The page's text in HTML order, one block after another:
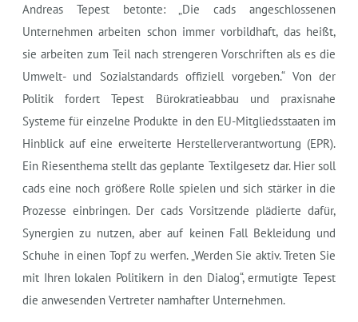
Andreas Tepest betonte: „Die cads angeschlossenen
Unternehmen arbeiten schon immer vorbildhaft, das heißt,
sie arbeiten zum Teil nach strengeren Vorschriften als es die
Umwelt- und Sozialstandards offiziell vorgeben.“ Von der
Politik fordert Tepest Bürokratieabbau und praxisnahe
Systeme für einzelne Produkte in den EU-Mitgliedsstaaten im
Hinblick auf eine erweiterte Herstellerverantwortung (EPR).
Ein Riesenthema stellt das geplante Textilgesetz dar. Hier soll
cads eine noch größere Rolle spielen und sich stärker in die
Prozesse einbringen. Der cads Vorsitzende plädierte dafür,
Synergien zu nutzen, aber auf keinen Fall Bekleidung und
Schuhe in einen Topf zu werfen. „Werden Sie aktiv. Treten Sie
mit Ihren lokalen Politikern in den Dialog“, ermutigte Tepest
die anwesenden Vertreter namhafter Unternehmen.